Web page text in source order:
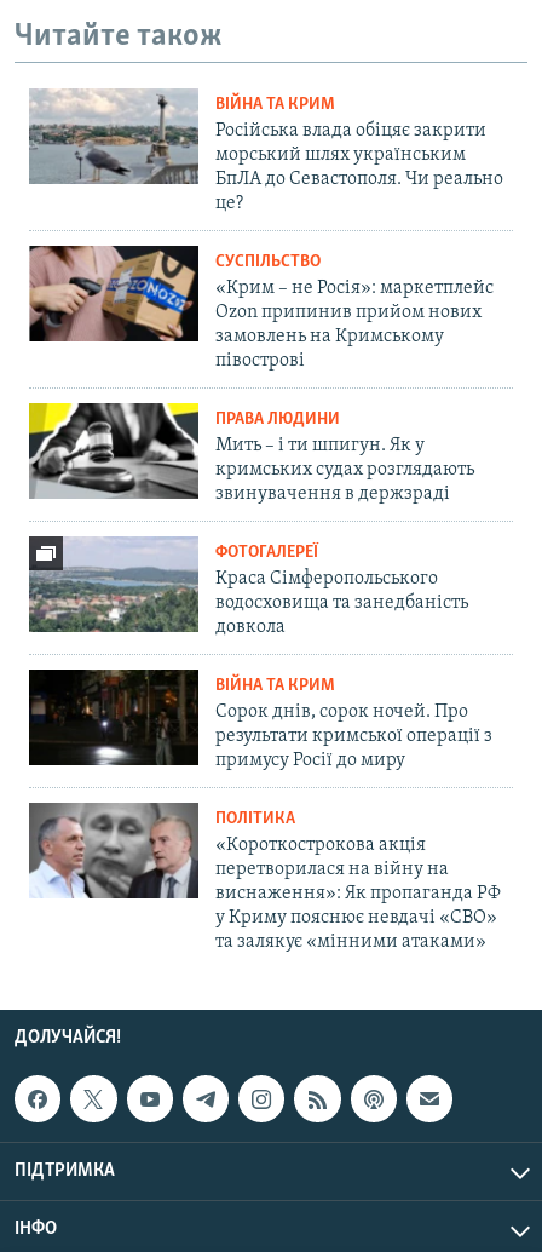
Читайте також
ВІЙНА ТА КРИМ
Російська влада обіцяє закрити
морський шлях українським
БпЛА до Севастополя. Чи реально
це?
СУСПІЛЬСТВО
«Крим – не Росія»: маркетплейс
Ozon припинив прийом нових
замовлень на Кримському
півострові
ПРАВА ЛЮДИНИ
Мить – і ти шпигун. Як у
кримських судах розглядають
звинувачення в держзраді
ФОТОГАЛЕРЕЇ
Краса Сімферопольського
водосховища та занедбаність
довкола
ВІЙНА ТА КРИМ
Сорок днів, сорок ночей. Про
результати кримської операції з
примусу Росії до миру
ПОЛІТИКА
«Короткострокова акція
перетворилася на війну на
виснаження»: Як пропаганда РФ
у Криму пояснює невдачі «СВО»
та залякує «мінними атаками»
ДОЛУЧАЙСЯ!
ПІДТРИМКА
ІНФО